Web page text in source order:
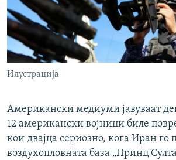
Илустрација
Американски медиуми јавуваат
12 американски војници биле
кои двајца сериозно, кога Иран го
воздухопловната база „Принц